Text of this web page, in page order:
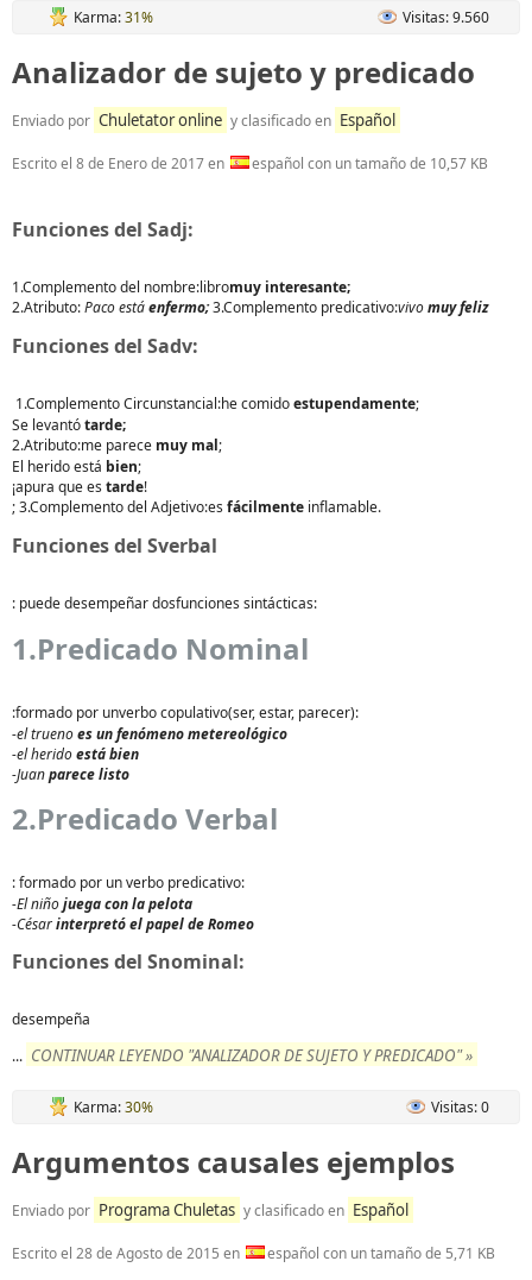
Karma:31% Visitas: 9.560
Analizador de sujeto y predicado
Enviado por Chuletator online y clasificado en Español
Escrito el 8 de Enero de 2017en español con un tamaño de 10,57 KB
Funciones del Sadj:
1.Complemento del nombre:libromuy interesante;
2.Atributo:Paco estáenfermo;3.Complemento predicativo:vivomuy feliz
Funciones del Sadv:
1.Complemento Circunstancial:he comidoestupendamente;
Se levantótarde;
2.Atributo:me parece muy mal;
El herido está bien;
¡apura que es tarde!
; 3.Complemento del Adjetivo:es fácilmente inflamable.
Funciones del Sverbal
: puede desempeñar dosfunciones sintácticas:
1.Predicado Nominal
:formado por unverbo copulativo(ser, estar, parecer):
-el truenoes un fenómeno metereológico
-el heridoestá bien
-Juanparece listo
2.Predicado Verbal
: formado por un verbo predicativo:
-El niñojuega con la pelota
-Césarinterpretó el papel de Romeo
Funciones del Snominal:
desempeña
... CONTINUAR LEYENDO "ANALIZADOR DE SUJETO Y PREDICADO" »
Karma:30% Visitas: 0
Argumentos causales ejemplos
Enviado por Programa Chuletas y clasificado en Español
Escrito el 28 de Agosto de 2015 en español con un tamaño de 5,71 KB